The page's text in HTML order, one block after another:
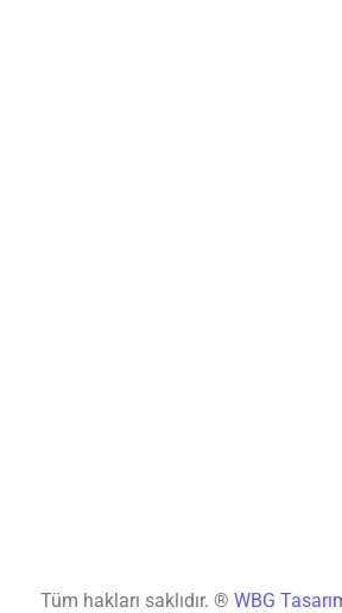
Tüm hakları saklıdır. ®WBG